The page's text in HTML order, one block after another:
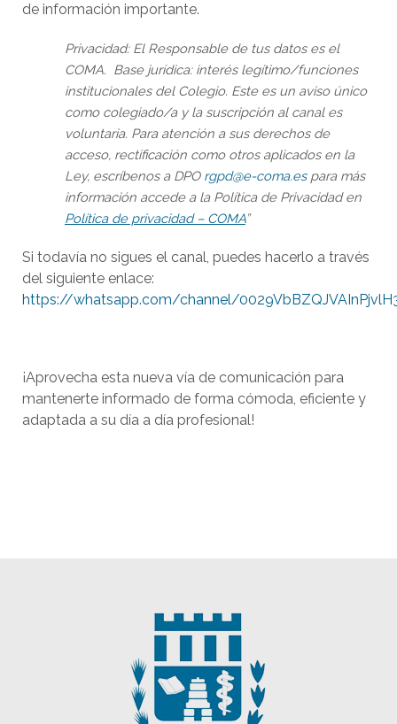
de información importante.
Privacidad: El Responsable de tus datos es el
COMA. Base jurídica: interés legítimo/funciones
institucionales del Colegio. Este es un aviso único
como colegiado/a y la suscripción al canal es
voluntaria. Para atención a sus derechos de
acceso, rectificación como otros aplicados en la
Ley, escríbenos a DPO rgpd@e-coma.espara más
información accede a la Política de Privacidad en
Política de privacidad – COMA”
Si todavía no sigues el canal, puedes hacerlo a través
del siguiente enlace:
https://whatsapp.com/channel/
¡Aprovecha esta nueva vía de comunicación para
mantenerte informado de forma cómoda, eficiente y
adaptada a su día a día profesional!